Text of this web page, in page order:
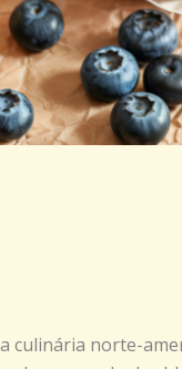
culinária norte-